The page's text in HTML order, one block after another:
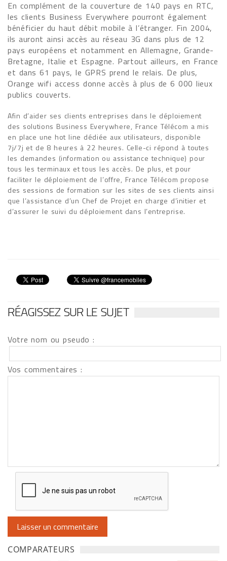
En complément de la couverture de 140 pays en RTC,
les clients Business Everywhere pourront également
bénéficier du haut débit mobile à l’étranger. Fin 2004,
ils auront ainsi accès au réseau 3G dans plus de 12
pays européens et notamment en Allemagne, Grande-
Bretagne, Italie et Espagne. Partout ailleurs, en France
et dans 61 pays, le GPRS prend le relais. De plus,
Orange wifi access donne accès à plus de 6 000 lieux
publics couverts.
Afin d’aider ses clients entreprises dans le déploiement
des solutions Business Everywhere, France Télécom a mis
en place une hot line dédiée aux utilisateurs, disponible
7j/7j et de 8 heures à 22 heures. Celle-ci répond à toutes
les demandes (information ou assistance technique) pour
tous les terminaux et tous les accès. De plus, et pour
faciliter le déploiement de l’offre, France Télécom propose
des sessions de formation sur les sites de ses clients ainsi
que l’assistance d’un Chef de Projet en charge d’initier et
d’assurer le suivi du déploiement dans l’entreprise.
RÉAGISSEZ SUR LE SUJET
Votre nom ou pseudo :
Vos commentaires :
COMPARATEURS